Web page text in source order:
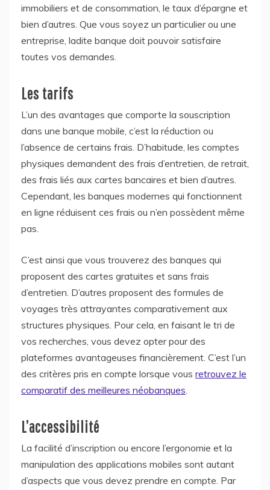
immobiliers et de consommation, le taux d’épargne et
bien d’autres. Que vous soyez un particulier ou une
entreprise, ladite banque doit pouvoir satisfaire
toutes vos demandes.
Les tarifs
L’un des avantages que comporte la souscription
dans une banque mobile, c’est la réduction ou
l’absence de certains frais. D’habitude, les comptes
physiques demandent des frais d’entretien, de retrait,
des frais liés aux cartes bancaires et bien d’autres.
Cependant, les banques modernes qui fonctionnent
en ligne réduisent ces frais ou n’en possèdent même
pas.
C’est ainsi que vous trouverez des banques qui
proposent des cartes gratuites et sans frais
d’entretien. D’autres proposent des formules de
voyages très attrayantes comparativement aux
structures physiques. Pour cela, en faisant le tri de
vos recherches, vous devez opter pour des
plateformes avantageuses financièrement. C’est l’un
des critères pris en compte lorsque vous retrouvez le
comparatif des meilleures néobanques.
L’accessibilité
La facilité d’inscription ou encore l’ergonomie et la
manipulation des applications mobiles sont autant
d’aspects que vous devez prendre en compte. Par